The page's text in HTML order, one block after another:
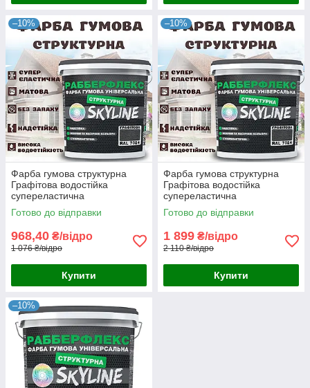
–10%
Фарба гумова структурна
Графітова водостійка
супереластична
універсальна емаль
«РабберФлекс» SkyLine для
зовнішніх робіт 7 кг
Готово до відправки
968,40 ₴/відро
1 076 ₴/відро
Купити
–10%
Фарба гумова структурна
Графітова водостійка
супереластична
універсальна емаль
«РабберФлекс» SkyLine для
зовнішніх робіт 14 кг
Готово до відправки
1 899 ₴/відро
2 110 ₴/відро
Купити
–10%